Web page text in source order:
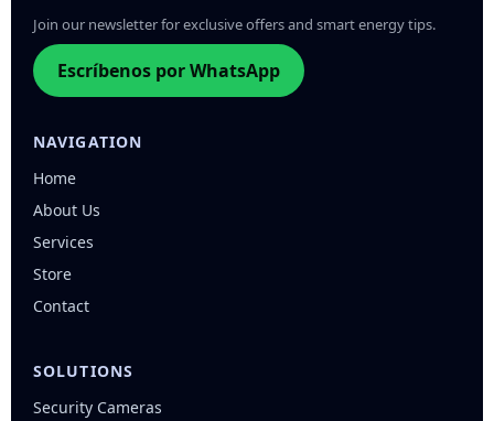
Join our newsletter for exclusive offers and smart energy tips.
Escríbenos por WhatsApp
NAVIGATION
Home
About Us
Services
Store
Contact
SOLUTIONS
Security Cameras